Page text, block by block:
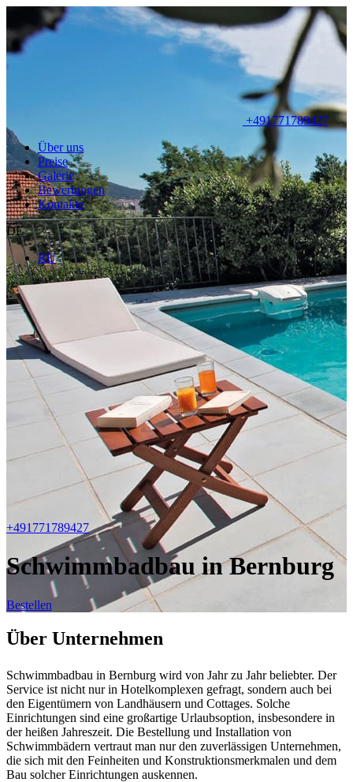
+491771789427
Über uns
Preise
Galerie
Bewertungen
Kontakte
DE
RU
+491771789427
Schwimmbadbau in Bernburg
Bestellen
Über Unternehmen
Schwimmbadbau in Bernburg wird von Jahr zu Jahr beliebter. Der
Service ist nicht nur in Hotelkomplexen gefragt, sondern auch bei
den Eigentümern von Landhäusern und Cottages. Solche
Einrichtungen sind eine großartige Urlaubsoption, insbesondere in
der heißen Jahreszeit. Die Bestellung und Installation von
Schwimmbädern vertraut man nur den zuverlässigen Unternehmen,
die sich mit den Feinheiten und Konstruktionsmerkmalen und dem
Bau solcher Einrichtungen auskennen.